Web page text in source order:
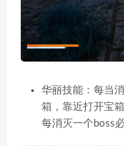
华丽技能：每当
箱，靠近打开宝
每消灭一个boss